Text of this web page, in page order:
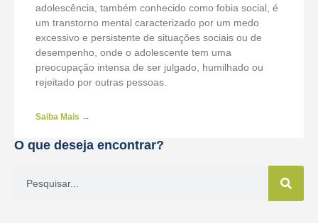
adolescência, também conhecido como fobia social, é
um transtorno mental caracterizado por um medo
excessivo e persistente de situações sociais ou de
desempenho, onde o adolescente tem uma
preocupação intensa de ser julgado, humilhado ou
rejeitado por outras pessoas.
Saiba Mais →
O que deseja encontrar?